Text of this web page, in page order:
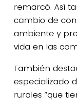
remarcó. Así
cambio de
ambiente y
vida en las
También
especializado
rurales “que